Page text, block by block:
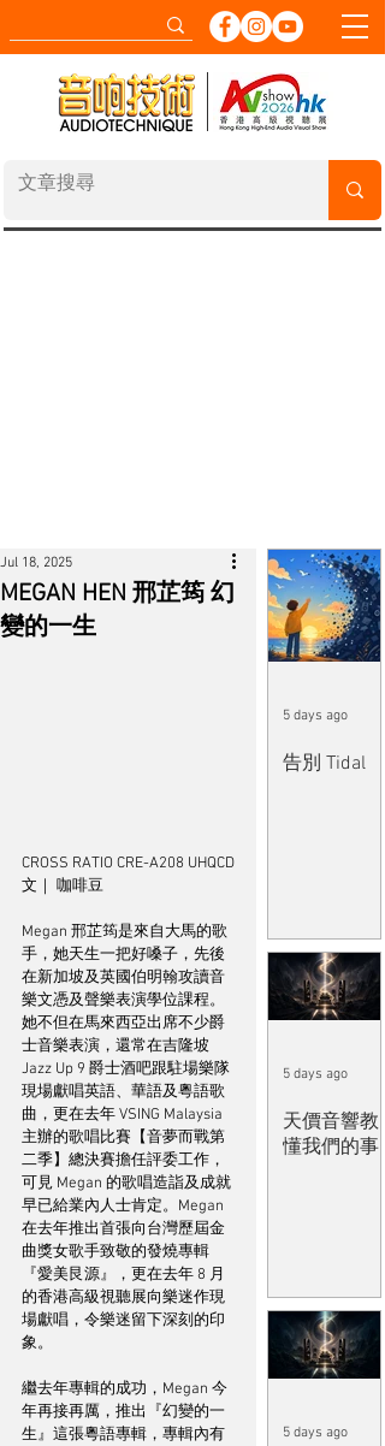
MEGAN HEN 邢芷筠 幻
變的一生
Jul 18, 2025
CROSS RATIO CRE-A208 UHQCD
文｜ 咖啡豆
Megan 邢芷筠是來自大馬的歌
手，她天生一把好嗓子，先後
在新加坡及英國伯明翰攻讀音
樂文憑及聲樂表演學位課程。
她不但在馬來西亞出席不少爵
士音樂表演，還常在吉隆坡
Jazz Up 9 爵士酒吧跟駐場樂隊
現場獻唱英語、華語及粵語歌
曲，更在去年 VSING Malaysia
主辦的歌唱比賽【音夢而戰第
二季】總決賽擔任評委工作，
可見 Megan 的歌唱造詣及成就
早已給業內人士肯定。Megan
在去年推出首張向台灣歷屆金
曲獎女歌手致敬的發燒專輯
『愛美艮源』，更在去年 8 月
的香港高級視聽展向樂迷作現
場獻唱，令樂迷留下深刻的印
象。
繼去年專輯的成功，Megan 今
年再接再厲，推出『幻變的一
生』這張粵語專輯，專輯內有
告別 Tidal
5 days ago
天價音響教
懂我們的事
5 days ago
5 days ago